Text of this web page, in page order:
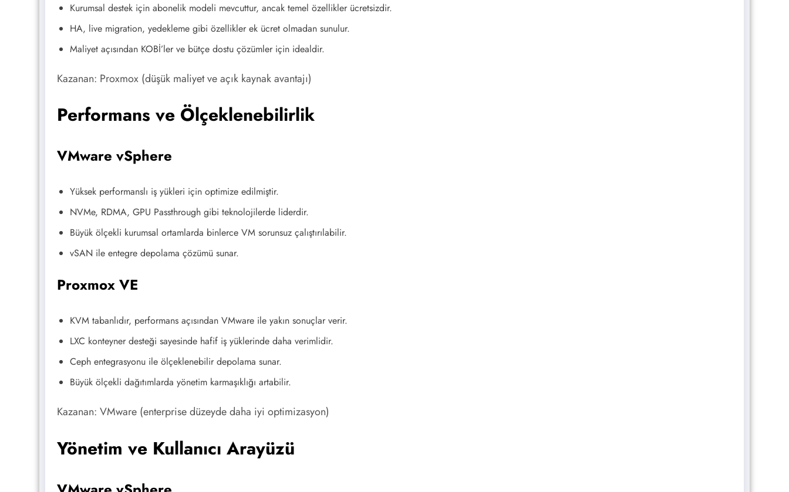
Kurumsal destek için abonelik modeli mevcuttur, ancak temel özellikler ücretsizdir.
HA, live migration, yedekleme gibi özellikler ek ücret olmadan sunulur.
Maliyet açısından KOBİ’ler ve bütçe dostu çözümler için idealdir.
Kazanan: Proxmox (düşük maliyet ve açık kaynak avantajı)
Performans ve Ölçeklenebilirlik
VMware vSphere
Yüksek performanslı iş yükleri için optimize edilmiştir.
NVMe, RDMA, GPU Passthrough gibi teknolojilerde liderdir.
Büyük ölçekli kurumsal ortamlarda binlerce VM sorunsuz çalıştırılabilir.
vSAN ile entegre depolama çözümü sunar.
Proxmox VE
KVM tabanlıdır, performans açısından VMware ile yakın sonuçlar verir.
LXC konteyner desteği sayesinde hafif iş yüklerinde daha verimlidir.
Ceph entegrasyonu ile ölçeklenebilir depolama sunar.
Büyük ölçekli dağıtımlarda yönetim karmaşıklığı artabilir.
Kazanan: VMware (enterprise düzeyde daha iyi optimizasyon)
Yönetim ve Kullanıcı Arayüzü